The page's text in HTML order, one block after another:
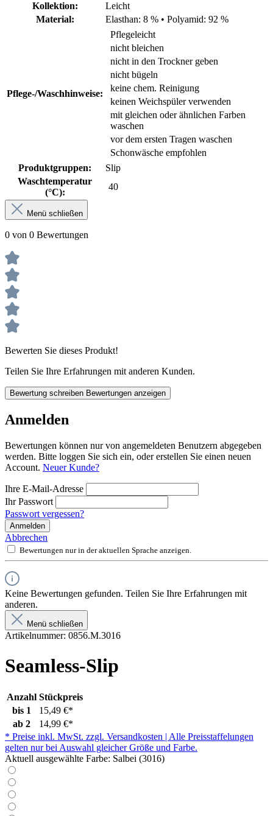
Kollektion:
Leicht
Material:
Elasthan: 8 % • Polyamid: 92 %
Pflege-/Waschhinweise:
Pflegeleicht
nicht bleichen
nicht in den Trockner geben
nicht bügeln
keine chem. Reinigung
keinen Weichspüler verwenden
mit gleichen oder ähnlichen Farben
waschen
vor dem ersten Tragen waschen
Schonwäsche empfohlen
Produktgruppen:
Slip
Waschtemperatur
(°C):
40
Menü schließen
0 von 0 Bewertungen
Bewerten Sie dieses Produkt!
Teilen Sie Ihre Erfahrungen mit anderen Kunden.
Bewertung schreiben Bewertungen anzeigen
Anmelden
Bewertungen können nur von angemeldeten Benutzern abgegeben
werden. Bitte loggen Sie sich ein, oder erstellen Sie einen neuen
Account. Neuer Kunde?
Ihre E-Mail-Adresse
Ihr Passwort
Passwort vergessen?
Anmelden
Abbrechen
Bewertungen nur in der aktuellen Sprache anzeigen.
Keine Bewertungen gefunden. Teilen Sie Ihre Erfahrungen mit
anderen.
Menü schließen
Artikelnummer: 0856.M.3016
Seamless-Slip
Anzahl Stückpreis
bis 1
15,49 €*
ab 2
14,99 €*
* Preise inkl. MwSt. zzgl. Versandkosten | Alle Preisstaffelungen
gelten nur bei Auswahl gleicher Größe und Farbe.
Aktuell ausgewählte Farbe: Salbei (3016)